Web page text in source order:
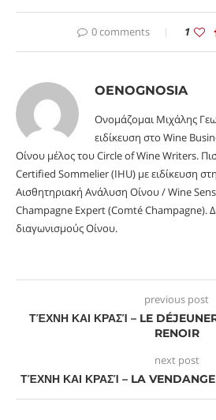
0 comments 1
OENOGNOSIA
Ονομάζομαι Μιχάλης
ειδίκευση στο Wine
Οίνου μέλος του Circle of Wine Writers.
Certified Sommelier (IHU) με ειδίκευση
Αισθητηριακή Ανάλυση Οίνου / Wine
Champagne Expert (Comté Champagne).
διαγωνισμούς Οίνου.
previous post
ΤΈΧΝΗ ΚΑΙ ΚΡΑΣΊ – LE
RENOIR
next post
ΤΈΧΝΗ ΚΑΙ ΚΡΑΣΊ – LA